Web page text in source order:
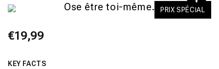
Ose être toi-même.
PRIX SPÉCIAL
Prix
€19,99
KEY FACTS